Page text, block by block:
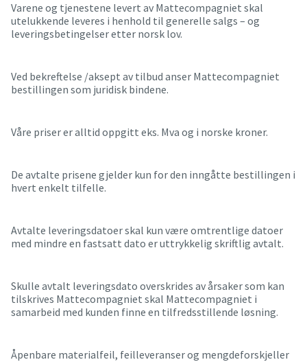
Varene og tjenestene levert av Mattecompagniet skal
utelukkende leveres i henhold til generelle salgs – og
leveringsbetingelser etter norsk lov.
Ved bekreftelse /aksept av tilbud anser Mattecompagniet
bestillingen som juridisk bindene.
Våre priser er alltid oppgitt eks. Mva og i norske kroner.
De avtalte prisene gjelder kun for den inngåtte bestillingen i
hvert enkelt tilfelle.
Avtalte leveringsdatoer skal kun være omtrentlige datoer
med mindre en fastsatt dato er uttrykkelig skriftlig avtalt.
Skulle avtalt leveringsdato overskrides av årsaker som kan
tilskrives Mattecompagniet skal Mattecompagniet i
samarbeid med kunden finne en tilfredsstillende løsning.
Åpenbare materialfeil, feilleveranser og mengdeforskjeller